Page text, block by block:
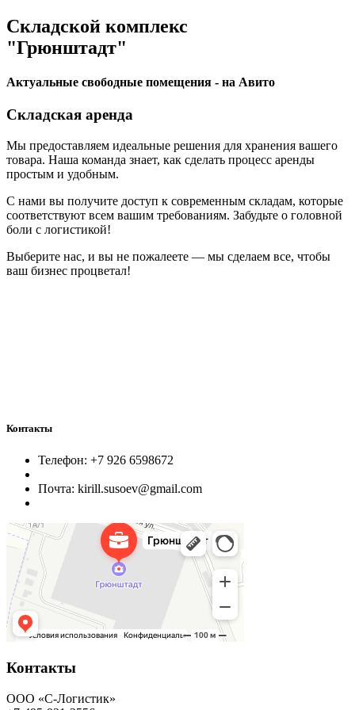
Складской комплекс
"Грюнштадт"
Актуальные свободные помещения - на Авито
Складская аренда
Мы предоставляем идеальные решения для хранения вашего
товара. Наша команда знает, как сделать процесс аренды
простым и удобным.
С нами вы получите доступ к современным складам, которые
соответствуют всем вашим требованиям. Забудьте о головной
боли с логистикой!
Выберите нас, и вы не пожалеете — мы сделаем все, чтобы
ваш бизнес процветал!
Контакты
Телефон: +7 926 6598672
Почта: kirill.susoev@gmail.com
Контакты
ООО «С-Логистик»